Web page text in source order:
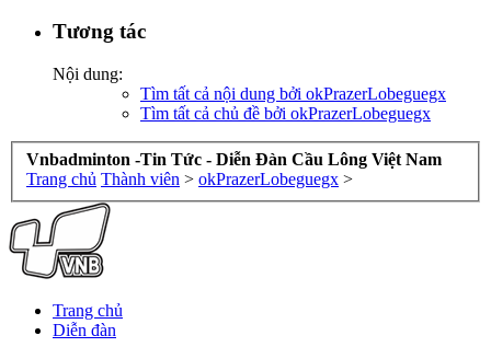
Tương tác
Nội dung:
Tìm tất cả nội dung bởi okPrazerLobeguegx
Tìm tất cả chủ đề bởi okPrazerLobeguegx
Vnbadminton -Tin Tức - Diễn Đàn Cầu Lông Việt Nam
Trang chủ Thành viên > okPrazerLobeguegx >
Trang chủ
Diễn đàn